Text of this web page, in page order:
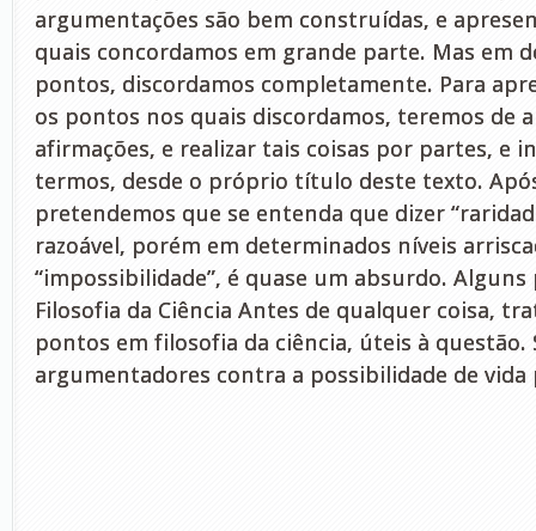
argumentações são bem construídas, e
quais concordamos em grande parte. Mas em
pontos, discordamos completamente. Para
os pontos nos quais discordamos, teremos de
afirmações, e realizar tais coisas por partes, e
termos, desde o próprio título deste texto.
pretendemos que se entenda que dizer
razoável, porém em determinados níveis
“impossibilidade”, é quase um absurdo.
Filosofia da Ciência Antes de qualquer coisa,
pontos em filosofia da ciência, úteis à questão.
argumentadores contra a possibilidade de